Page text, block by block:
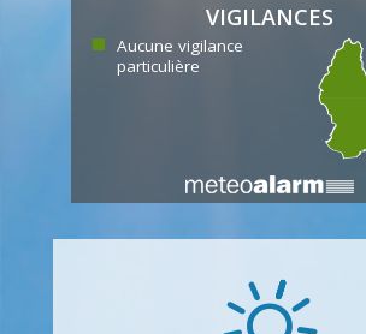
VIGILANCES
Aucune vigilance
particulière